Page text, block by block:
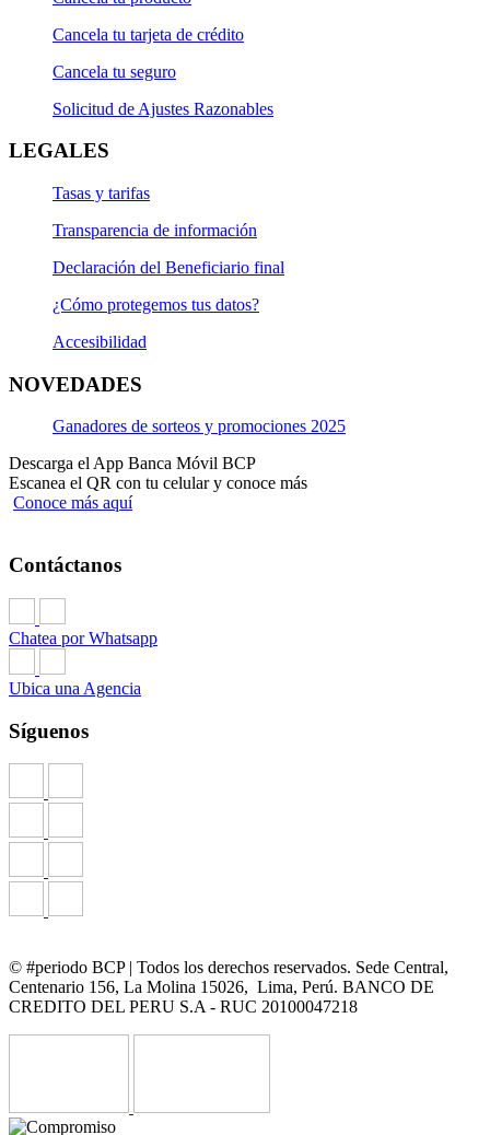
Cancela tu tarjeta de crédito
Cancela tu seguro
Solicitud de Ajustes Razonables
LEGALES
Tasas y tarifas
Transparencia de información
Declaración del Beneficiario final
¿Cómo protegemos tus datos?
Accesibilidad
NOVEDADES
Ganadores de sorteos y promociones 2025
Descarga el App Banca Móvil BCP
Escanea el QR con tu celular y conoce más
Conoce más aquí
Contáctanos
Chatea por Whatsapp
Ubica una Agencia
Síguenos
© #periodo BCP | Todos los derechos reservados. Sede Central,
Centenario 156, La Molina 15026, Lima, Perú. BANCO DE
CREDITO DEL PERU S.A - RUC 20100047218